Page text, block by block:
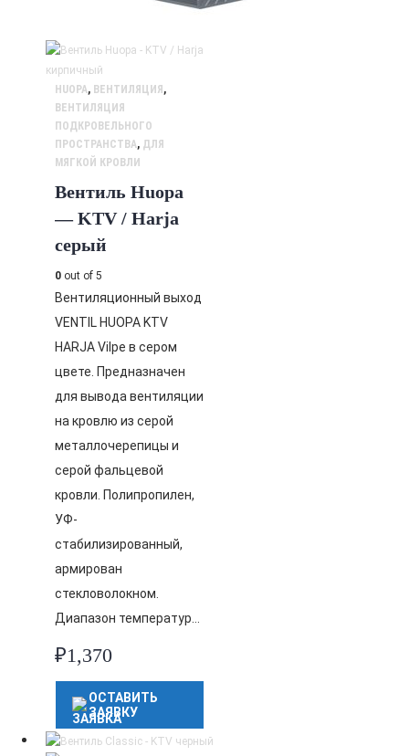
HUOPA, ВЕНТИЛЯЦИЯ ,
ВЕНТИЛЯЦИЯ
ПОДКРОВЕЛЬНОГО
ПРОСТРАНСТВА, ДЛЯ
МЯГКОЙ КРОВЛИ
Вентиль Huopa
— KTV / Harja
серый
0 out of 5
Вентиляционный выход
VENTIL HUOPA KTV
HARJA Vilpe в сером
цвете. Предназначен
для вывода вентиляции
на кровлю из серой
металлочерепицы и
серой фальцевой
кровли. Полипропилен,
УФ-
стабилизированный,
армирован
стекловолокном.
Диапазон температур…
₽1,370
ОСТАВИТЬ
ЗАЯВКУ